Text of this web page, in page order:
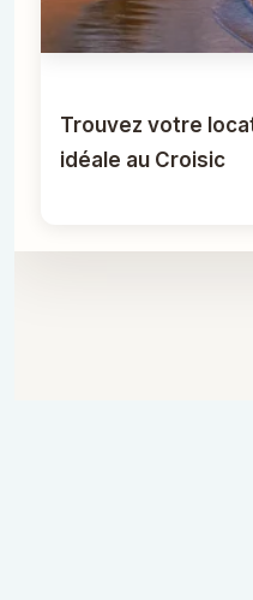
Trouvez votre
idéale au Croisic